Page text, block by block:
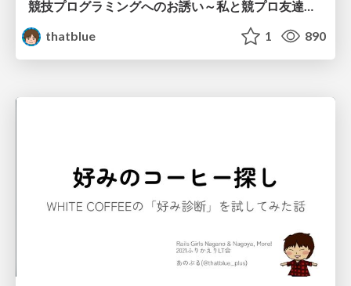
競技プログラミングへのお誘い～私と競プロ友達になってください / Invitation to Competition Programming
thatblue
1 890